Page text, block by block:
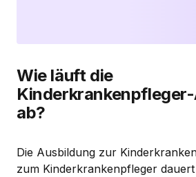
Wie läuft die
ab?
Die Ausbildung zur
zum Kinderkrankenpfleger dauert